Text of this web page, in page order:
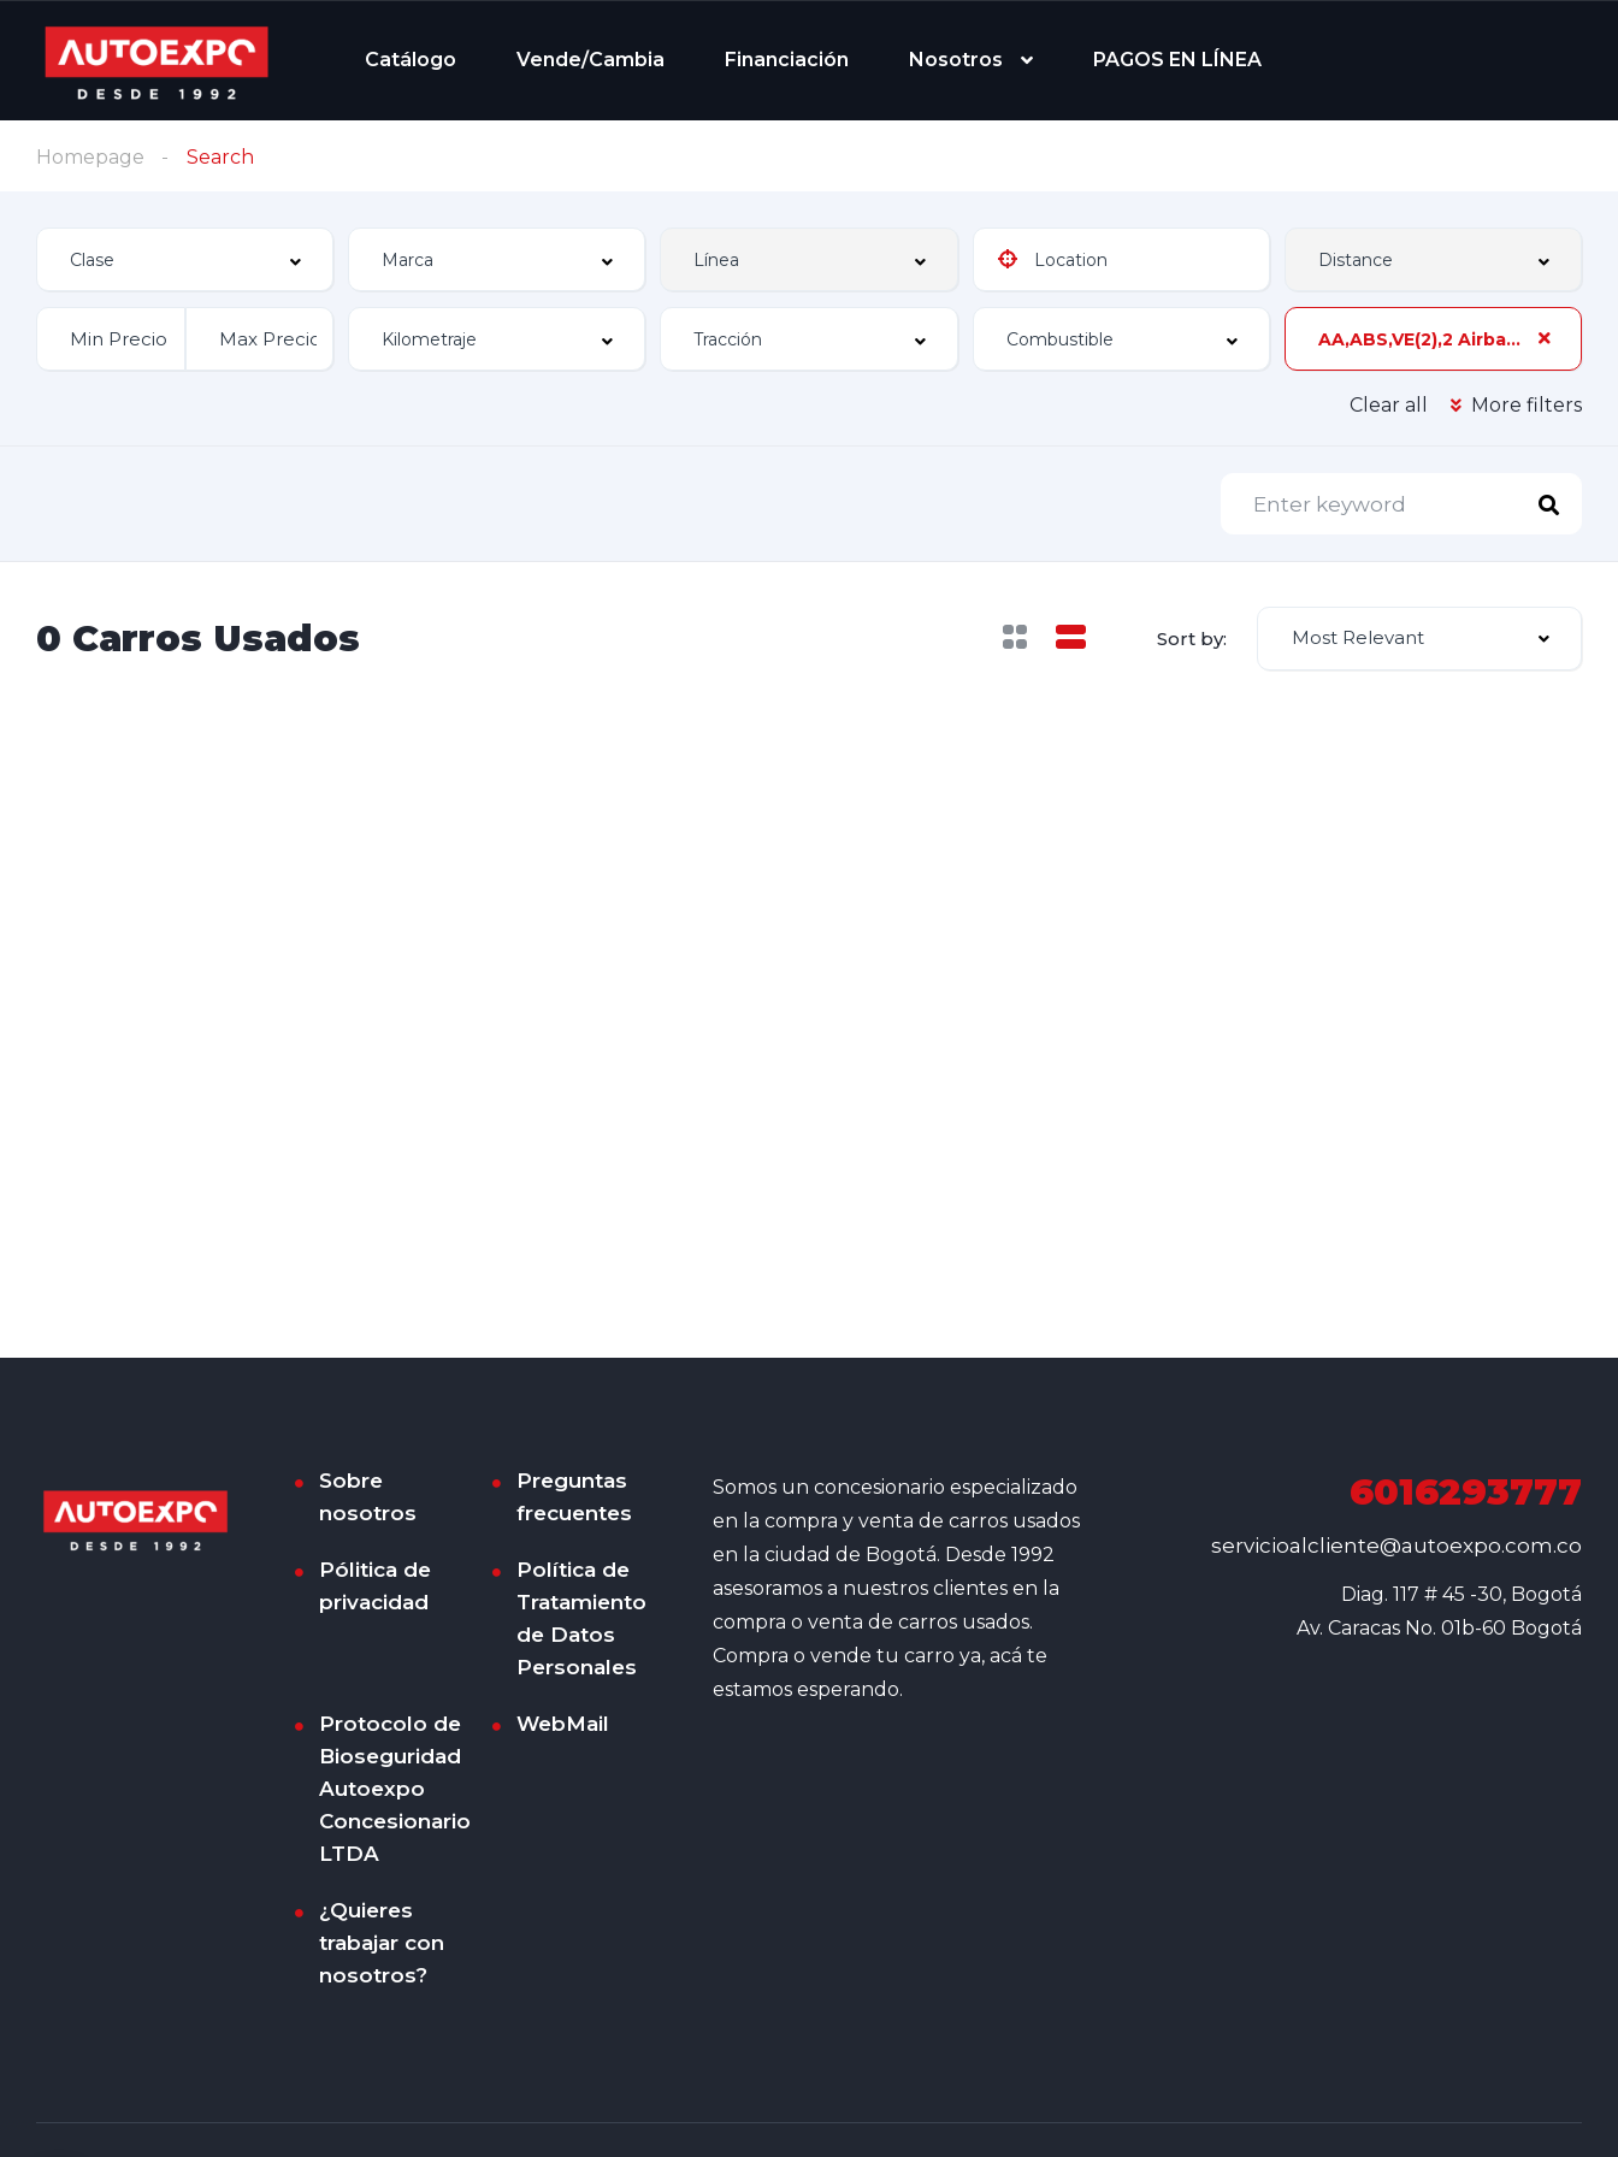
Catálogo Vende/Cambia Financiación Nosotros PAGOS EN LÍNEA
Homepage Search
AA,ABS,VE(2),2 Airbags,105 hp,Único Dueño
Clear all More filters
0 Carros Usados Sort by: Most Relevant
Sobre
nosotros
Preguntas
frecuentes
Pólitica de
privacidad
Política de
Tratamiento
de Datos
Personales
Protocolo de
Bioseguridad
Autoexpo
Concesionario
LTDA
WebMail
¿Quieres
trabajar con
nosotros?
Somos un concesionario especializado
en la compra y venta de carros usados
en la ciudad de Bogotá. Desde 1992
asesoramos a nuestros clientes en la
compra o venta de carros usados.
Compra o vende tu carro ya, acá te
estamos esperando.
6016293777
servicioalcliente@autoexpo.com.co
Diag. 117 # 45 -30, Bogotá
Av. Caracas No. 01b-60 Bogotá